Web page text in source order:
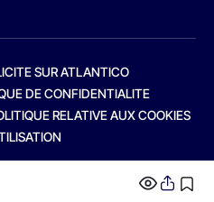
SUR ATLANTICO
DE CONFIDENTIALITE
RELATIVE AUX COOKIES